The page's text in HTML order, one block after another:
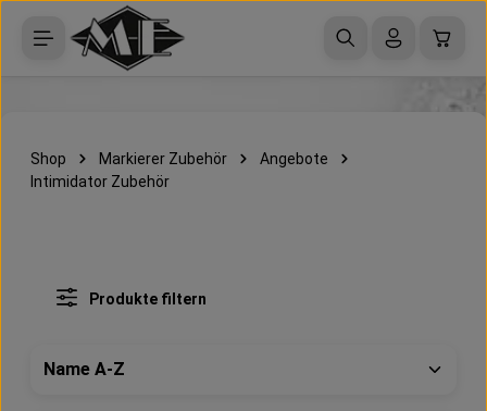
Zum Hauptinhalt springen
Shop Markierer Zubehör
Angebote
Intimidator Zubehör
Produkte filtern